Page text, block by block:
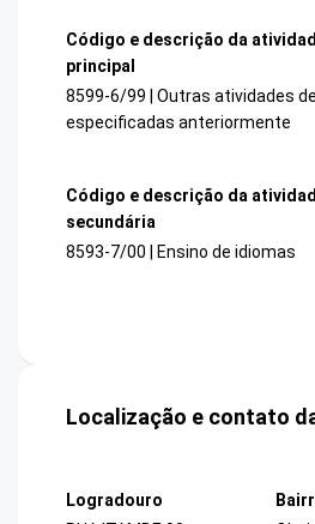
Código e descrição da
principal
8599-6/99 | Outras atividades
especificadas anteriormente
Código e descrição da
secundária
8593-7/00 | Ensino de idiomas
Localização e contato
Logradouro